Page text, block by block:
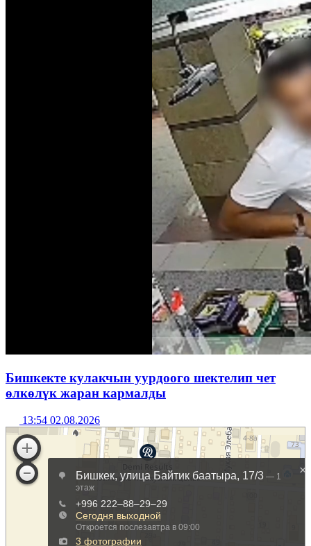
Бишкекте кулакчын уурдоого шектелип чет
өлкөлүк жаран кармалды
13:54 02.08.2026